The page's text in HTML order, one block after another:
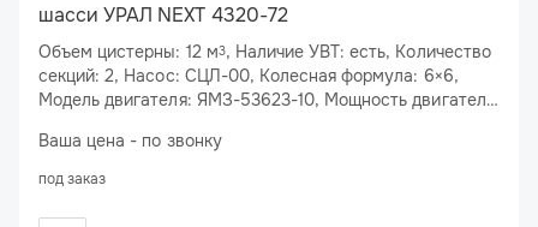
шасси УРАЛ NEXT 4320-72
Объем цистерны: 12 м3, Наличие УВТ: есть, Количество
секций: 2, Насос: СЦЛ-00, Колесная формула: 6×6,
Модель двигателя: ЯМЗ-53623-10, Мощность двигателя:
Ваша цена - по звонку
под заказ